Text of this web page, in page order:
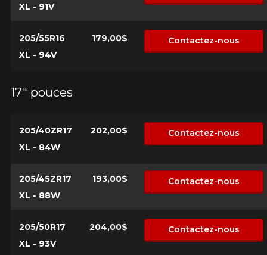
XL - 91V
205/55R16
XL - 94V
179,00$ Contactez-nous
17" pouces
205/40ZR17
XL - 84W
202,00$ Contactez-nous
205/45ZR17
XL - 88W
193,00$ Contactez-nous
205/50R17
XL - 93V
204,00$ Contactez-nous
Votre avis concernant le
Nom
Courriel
Votre véhicule